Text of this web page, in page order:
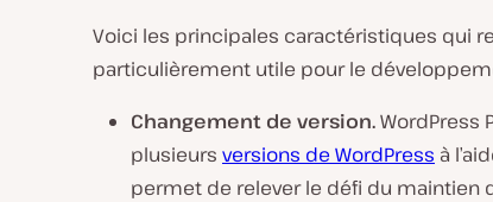
Voici les principales caractéristiques qui
particulièrement utile pour le
Changement de version.WordPress
plusieurs versions de WordPress à
permet de relever le défi du maintien